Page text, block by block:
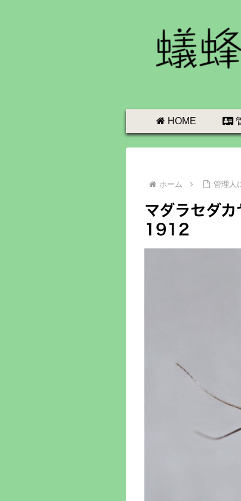
HOME
ホーム 管理人
マダラセダ
1912